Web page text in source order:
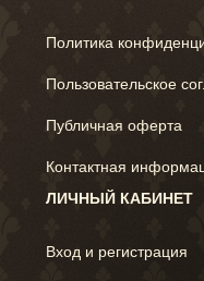
Политика
Пользовательское
Публичная оферта
Контактная
ЛИЧНЫЙ КАБИНЕТ
Вход и регистрация